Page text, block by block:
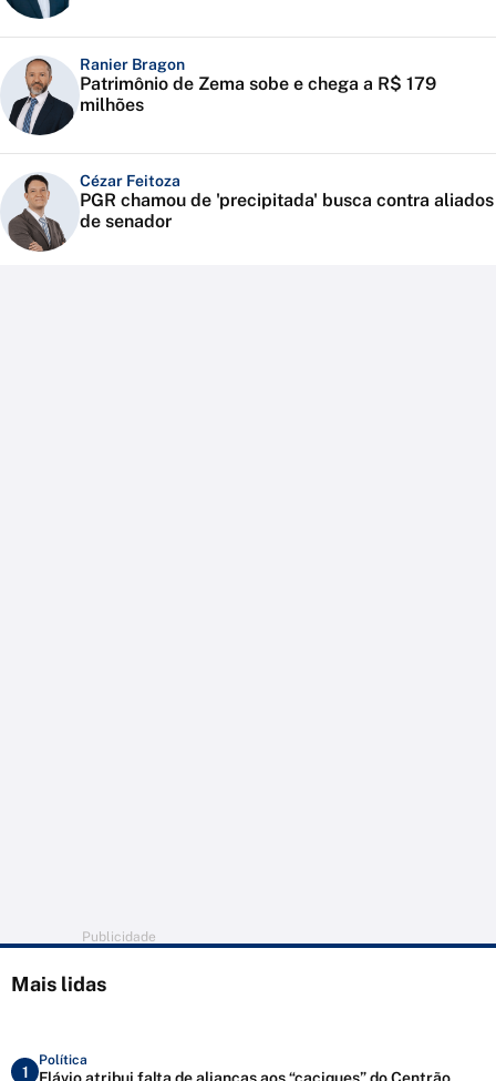
Ranier Bragon
Patrimônio de Zema sobe e chega a R$ 179
milhões
Cézar Feitoza
PGR chamou de 'precipitada' busca contra aliados
de senador
Publicidade
Mais lidas
1
Política